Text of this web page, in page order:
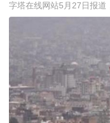
字塔在线网站5月27日报道